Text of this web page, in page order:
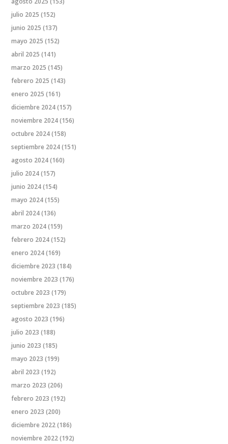
julio 2025 (152)
junio 2025 (137)
mayo 2025 (152)
abril 2025 (141)
marzo 2025 (145)
febrero 2025 (143)
enero 2025 (161)
diciembre 2024(157)
noviembre 2024(156)
octubre 2024(158)
septiembre 2024(151)
agosto 2024(160)
julio 2024(157)
junio 2024(154)
mayo 2024(155)
abril 2024(136)
marzo 2024(159)
febrero 2024(152)
enero 2024(169)
diciembre 2023 (184)
noviembre 2023 (176)
octubre 2023 (179)
septiembre 2023 (185)
agosto 2023 (196)
julio 2023 (188)
junio 2023 (185)
mayo 2023 (199)
abril 2023 (192)
marzo 2023 (206)
febrero 2023 (192)
enero 2023 (200)
diciembre 2022(186)
noviembre 2022(192)